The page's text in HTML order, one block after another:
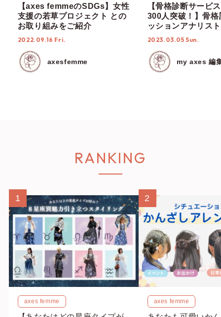
【axes femmeのSDGs】女性
支援の若草プロジェクト との
お取り組みをご紹介
2022.09.16 Fri.
axesfemme
【骨格診断サービ
300人突破！】骨格
ッションアナリス
「”意味のある接客
て常にプロフェッ
ありたい。」
2023.03.05 Sun.
my axes 編
RANKING
1
axes femme
2
axes femme